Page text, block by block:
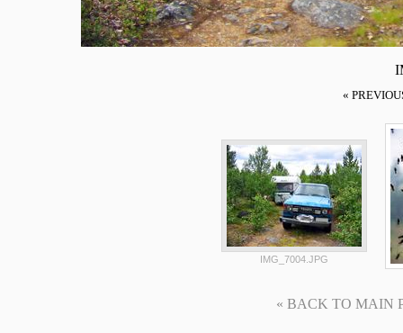
«
IMG_7004.JPG
« BACK TO MAIN